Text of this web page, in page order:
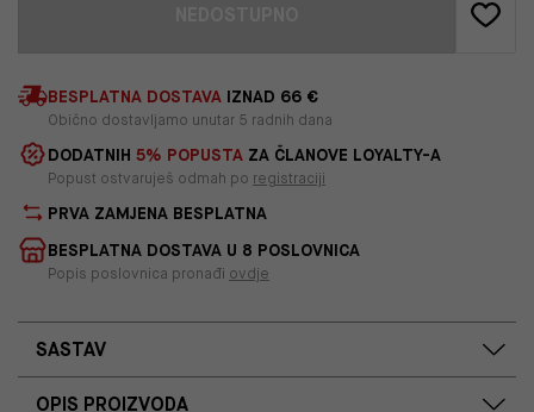
BESPLATNA DOSTAVA IZNAD 66 €
Obično dostavljamo unutar 5 radnih dana
DODATNIH 5% POPUSTA ZA ČLANOVE LOYALTY-A
Popust ostvaruješ odmah po registraciji
PRVA ZAMJENA BESPLATNA
BESPLATNA DOSTAVA U 8 POSLOVNICA
Popis poslovnica pronađi ovdje
SASTAV
OPIS PROIZVODA